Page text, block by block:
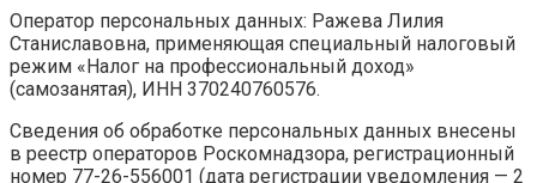
Оператор персональных данных: Ражева Лилия
Станиславовна, применяющая специальный налоговый
режим «Налог на профессиональный доход»
(самозанятая), ИНН 370240760576.
Сведения об обработке персональных данных внесены
в реестр операторов Роскомнадзора, регистрационный
номер 77-26-556001 (дата регистрации уведомления — 2